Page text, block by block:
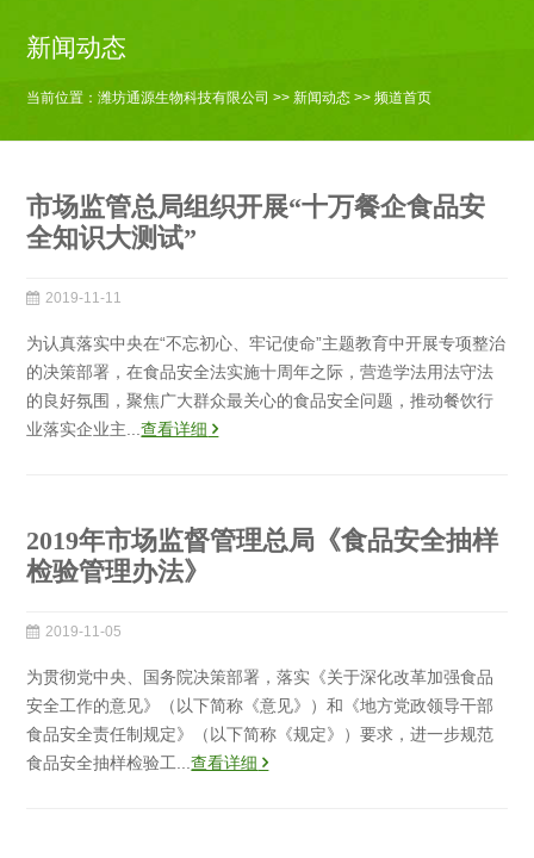
新闻动态
当前位置：潍坊通源生物科技有限公司 >>新闻动态 >> 频道首页
市场监管总局组织开展“十万餐企食品安
全知识大测试”
2019-11-11
为认真落实中央在“不忘初心、牢记使命”主题教育中开展专项整治
的决策部署，在食品安全法实施十周年之际，营造学法用法守法
的良好氛围，聚焦广大群众最关心的食品安全问题，推动餐饮行
业落实企业主...查看详细
2019年市场监督管理总局《食品安全抽样
检验管理办法》
2019-11-05
为贯彻党中央、国务院决策部署，落实《关于深化改革加强食品
安全工作的意见》（以下简称《意见》）和《地方党政领导干部
食品安全责任制规定》（以下简称《规定》）要求，进一步规范
食品安全抽样检验工...查看详细